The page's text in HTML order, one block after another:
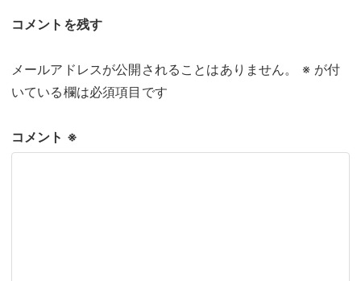
コメントを残す
メールアドレスが公開されることはありません。 ※が付
いている欄は必須項目です
コメント ※